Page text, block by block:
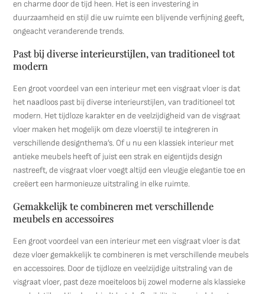
en charme door de tijd heen. Het is een investering in
duurzaamheid en stijl die uw ruimte een blijvende verfijning geeft,
ongeacht veranderende trends.
Past bij diverse interieurstijlen, van traditioneel tot
modern
Een groot voordeel van een interieur met een visgraat vloer is dat
het naadloos past bij diverse interieurstijlen, van traditioneel tot
modern. Het tijdloze karakter en de veelzijdigheid van de visgraat
vloer maken het mogelijk om deze vloerstijl te integreren in
verschillende designthema’s. Of u nu een klassiek interieur met
antieke meubels heeft of juist een strak en eigentijds design
nastreeft, de visgraat vloer voegt altijd een vleugje elegantie toe en
creëert een harmonieuze uitstraling in elke ruimte.
Gemakkelijk te combineren met verschillende
meubels en accessoires
Een groot voordeel van een interieur met een visgraat vloer is dat
deze vloer gemakkelijk te combineren is met verschillende meubels
en accessoires. Door de tijdloze en veelzijdige uitstraling van de
visgraat vloer, past deze moeiteloos bij zowel moderne als klassieke